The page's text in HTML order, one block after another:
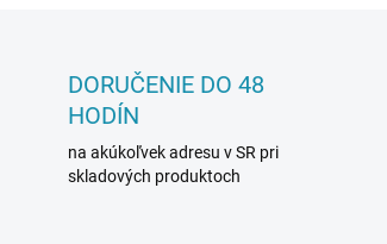
DORUČENIE DO 48
HODÍN
na akúkoľvek adresu v SR pri
skladových produktoch